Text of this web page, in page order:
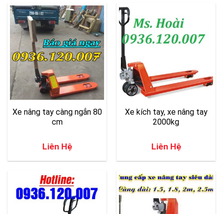
Xe nâng tay càng ngắn 80
cm
Liên Hệ
Xe kích tay, xe nâng tay
2000kg
Liên Hệ